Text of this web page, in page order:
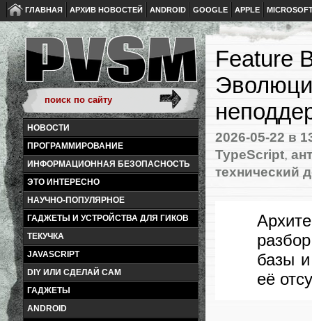
ГЛАВНАЯ АРХИВ НОВОСТЕЙ ANDROID GOOGLE APPLE
НОВОСТИ
ПРОГРАММИРОВАНИЕ
ИНФОРМАЦИОННАЯ БЕЗОПАСНОСТЬ
ЭТО ИНТЕРЕСНО
НАУЧНО-ПОПУЛЯРНОЕ
ГАДЖЕТЫ И УСТРОЙСТВА ДЛЯ ГИКОВ
ТЕКУЧКА
JAVASCRIPT
DIY ИЛИ СДЕЛАЙ САМ
ГАДЖЕТЫ
ANDROID
Feature
2026-05-22 в
TypeScript,
технический
базы
её